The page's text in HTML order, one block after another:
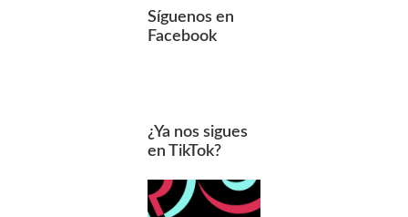
Síguenos en
Facebook
¿Ya nos sigues
en TikTok?